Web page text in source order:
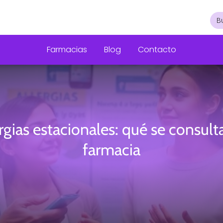
Farmacias Blog Contacto
estacionales: qué se
farmacia